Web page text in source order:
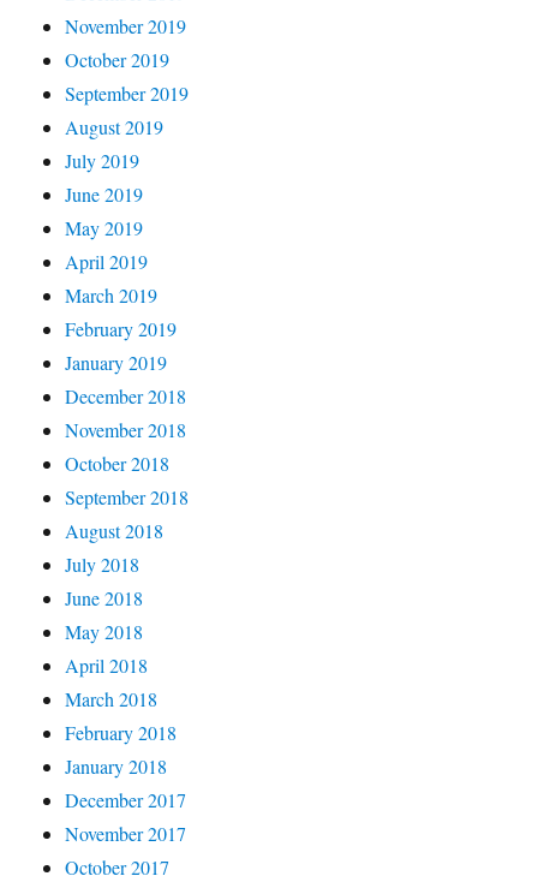
November 2019
October 2019
September 2019
August 2019
July 2019
June 2019
May 2019
April 2019
March 2019
February 2019
January 2019
December 2018
November 2018
October 2018
September 2018
August 2018
July 2018
June 2018
May 2018
April 2018
March 2018
February 2018
January 2018
December 2017
November 2017
October 2017